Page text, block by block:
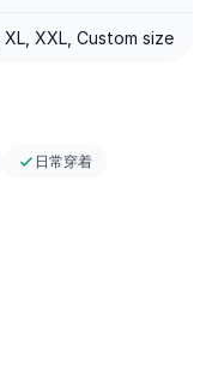
fungsional
cuci dingin, balik
loose dan barrel fit
kasual, streetwear,
celana jeans
XL, XXL, Custom size
日常穿着